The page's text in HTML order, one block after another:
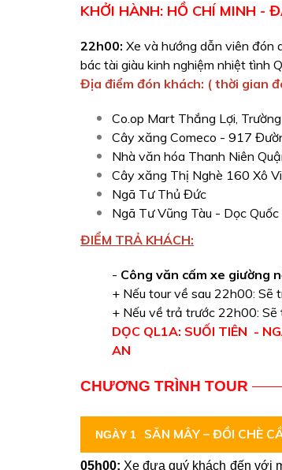
KHỞI HÀNH: HỒ CHÍ MINH -
22h00: Xe và hướng dẫn viên đón
bác tài giàu kinh nghiệm nhiệt tình
Địa điểm đón khách: ( thời gian
Co.op Mart Thắng Lợi,
Cây xăng Comeco - 917
Nhà văn hóa Thanh Niên
Cây xăng Thị Nghè 160 Xô
Ngã Tư Thủ Đức
Ngã Tư Vũng Tàu - Dọc
ĐIỂM TRẢ KHÁCH:
- Công văn cấm xe giường
+ Nếu tour về sau 22h00: Sẽ
​+ Nếu về trả trước 22h00: Sẽ
DỌC QL1A: SUỐI TIÊN -
AN
CHƯƠNG TRÌNH TOUR
NGÀY 1 SĂN MÂY – ĐỒI CHÈ
05h00: Xe đưa quý khách đến với